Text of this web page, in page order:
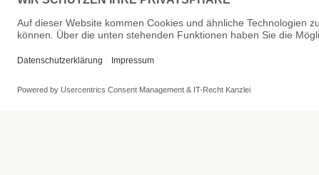
Cookie-Einstellungen